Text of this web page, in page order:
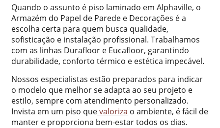
Quando o assunto é piso laminado em Alphaville, o
Armazém do Papel de Parede e Decorações é a
escolha certa para quem busca qualidade,
sofisticação e instalação profissional. Trabalhamos
com as linhas Durafloor e Eucafloor, garantindo
durabilidade, conforto térmico e estética impecável.
Nossos especialistas estão preparados para indicar
o modelo que melhor se adapta ao seu projeto e
estilo, sempre com atendimento personalizado.
Invista em um piso quevaloriza o ambiente, é fácil de
manter e proporciona bem-estar todos os dias.